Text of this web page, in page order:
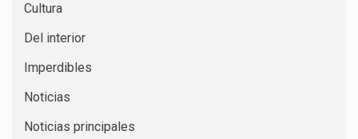
Cultura
Del interior
Imperdibles
Noticias
Noticias principales